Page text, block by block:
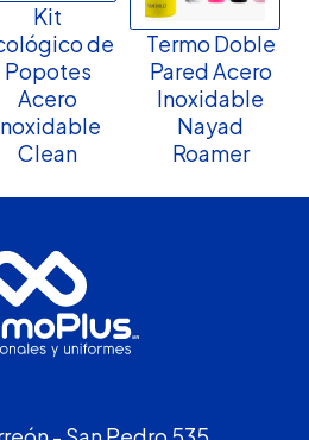
Kit
de
Popotes
Acero
Clean
Termo Doble
Pared Acero
Inoxidable
Nayad
Roamer